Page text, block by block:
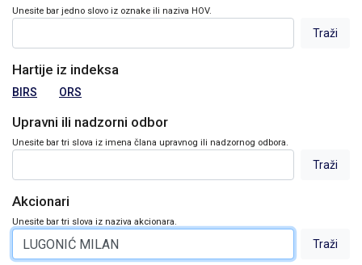
Unesite bar jedno slovo iz oznake ili naziva HOV.
Hartije iz indeksa
BIRS ORS
Upravni ili nadzorni odbor
Unesite bar tri slova iz imena člana upravnog ili nadzornog odbora.
Akcionari
Unesite bar tri slova iz naziva akcionara.